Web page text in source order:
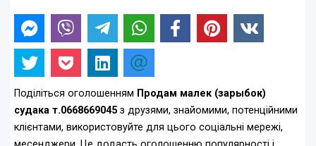
Поділіться оголошенням Продам малек (зарыбок)
судака т.0668669045 з друзями, знайомими, потенційними
клієнтами, використовуйте для цього соціальні мережі,